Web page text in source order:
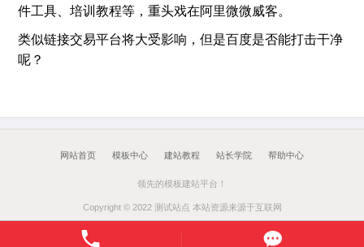
件工具、培训教程等，重头戏在阿里微微威客。
类似链接交易平台将大受影响，但是百度是否能打击干净
呢？
网站首页 模板中心 建站教程 站长学院 帮助中心
领先的模板建站平台！
Copyright © 2022 测试站点 本站资源来源于互联网